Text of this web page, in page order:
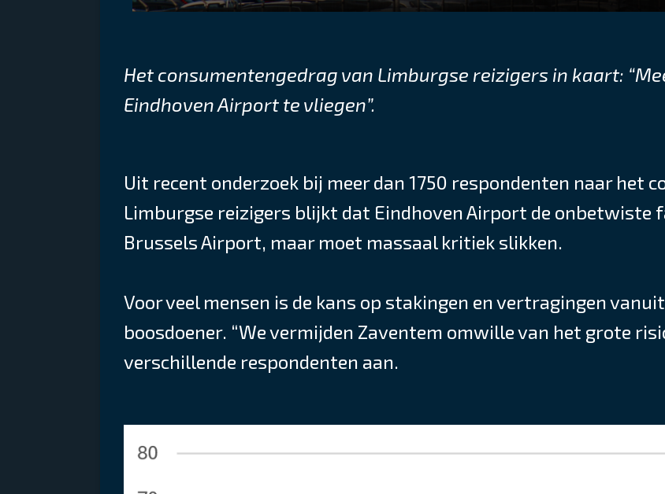
Het consumentengedrag van Limburgse reizigers in kaart:
Eindhoven Airport te vliegen”.
Uit recent onderzoek bij meer dan 1750 respondenten naar het
Limburgse reizigers blijkt dat Eindhoven Airport de onbetwiste
Brussels Airport, maar moet massaal kritiek slikken.
Voor veel mensen is de kans op stakingen en vertragingen
boosdoener. “We vermijden Zaventem omwille van het grote
verschillende respondenten aan.